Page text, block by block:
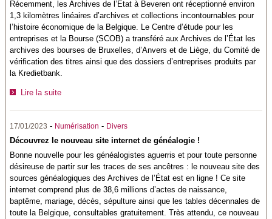
Récemment, les Archives de l’État à Beveren ont réceptionné environ
1,3 kilomètres linéaires d’archives et collections incontournables pour
l’histoire économique de la Belgique. Le Centre d’étude pour les
entreprises et la Bourse (SCOB) a transféré aux Archives de l’État les
archives des bourses de Bruxelles, d’Anvers et de Liège, du Comité de
vérification des titres ainsi que des dossiers d’entreprises produits par
la Kredietbank.
Lire la suite
17/01/2023 - Numérisation - Divers
Découvrez le nouveau site internet de généalogie !
Bonne nouvelle pour les généalogistes aguerris et pour toute personne
désireuse de partir sur les traces de ses ancêtres : le nouveau site des
sources généalogiques des Archives de l’État est en ligne ! Ce site
internet comprend plus de 38,6 millions d’actes de naissance,
baptême, mariage, décès, sépulture ainsi que les tables décennales de
toute la Belgique, consultables gratuitement. Très attendu, ce nouveau